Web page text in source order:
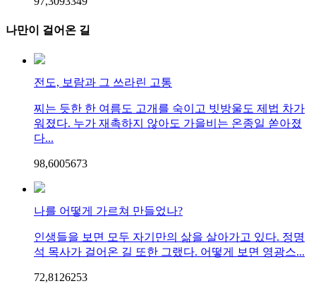
나만이 걸어온 길
전도, 보람과 그 쓰라린 고통
찌는 듯한 한 여름도 고개를 숙이고 빗방울도 제법 차가
워졌다. 누가 재촉하지 않아도 가을비는 온종일 쏟아졌
다...
98,6005673
나를 어떻게 가르쳐 만들었나?
인생들을 보면 모두 자기만의 삶을 살아가고 있다. 정명
석 목사가 걸어온 길 또한 그랬다. 어떻게 보면 영광스...
72,8126253